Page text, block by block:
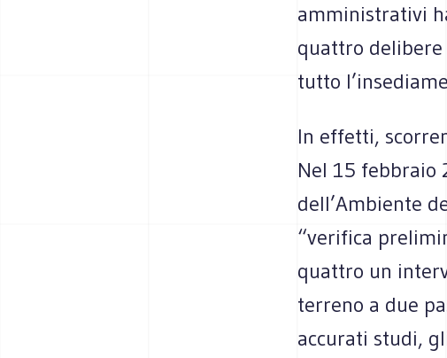
amministrativi
quattro delibere
tutto
In effetti,
Nel 15 febbraio
dell’Ambiente
“verifica
quattro un
terreno a due
accurati studi,